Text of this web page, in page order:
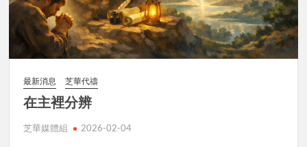
最新消息 芝華代禱
在主裡分辨
芝華媒體組 2026-02-04